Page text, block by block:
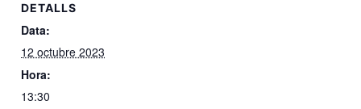
DETALLS
Data:
12 octubre 2023
Hora:
13:30